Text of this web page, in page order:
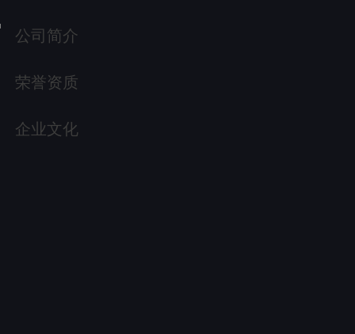
公司简介
荣誉资质
企业文化